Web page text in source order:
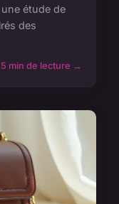
étude de
des
5 min de lecture →